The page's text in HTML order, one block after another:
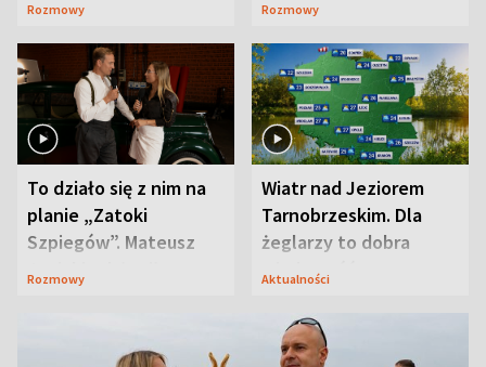
Rozmowy Rozmowy
To działo się z nim na
planie „Zatoki
Szpiegów”. Mateusz
Janicki odsłonił
Rozmowy
Wiatr nad Jeziorem
Tarnobrzeskim. Dla
żeglarzy to dobra
wiadomość
Aktualności